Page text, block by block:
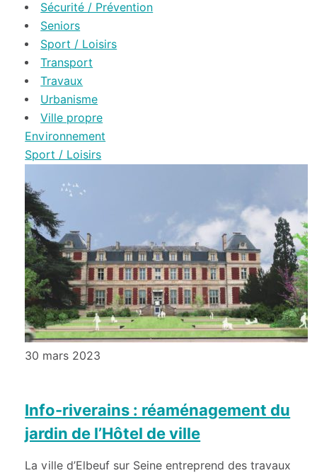
Sécurité / Prévention
Seniors
Sport / Loisirs
Transport
Travaux
Urbanisme
Ville propre
Environnement
Sport / Loisirs
30 mars 2023
Info-riverains : réaménagement du
jardin de l’Hôtel de ville
La ville d’Elbeuf sur Seine entreprend des travaux